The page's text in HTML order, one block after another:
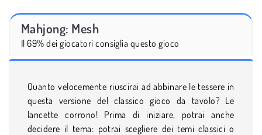
Mahjong: Mesh
Il 69% dei giocatori consiglia questo gioco
Quanto velocemente riuscirai ad abbinare le tessere in
questa versione del classico gioco da tavolo? Le
lancette corrono! Prima di iniziare, potrai anche
decidere il tema: potrai scegliere dei temi classici o